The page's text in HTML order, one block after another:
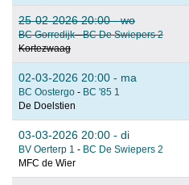
25-02-2026 20:00 - wo
BC Gorredijk-BC De Swiepers 2
Kortezwaag
02-03-2026 20:00 - ma
BC Oostergo - BC '85 1
De Doelstien
03-03-2026 20:00 - di
BV Oerterp 1 - BC De Swiepers 2
MFC de Wier